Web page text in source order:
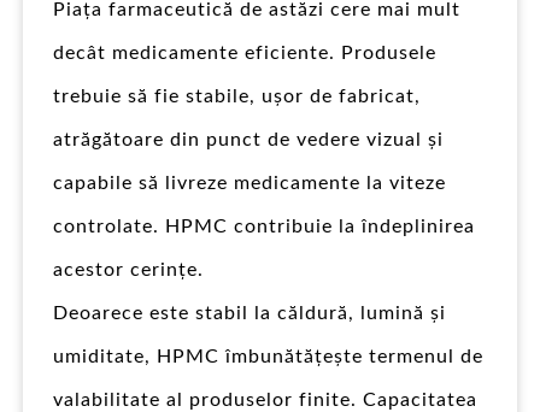
Piața farmaceutică de astăzi cere mai mult
decât medicamente eficiente. Produsele
trebuie să fie stabile, ușor de fabricat,
atrăgătoare din punct de vedere vizual și
capabile să livreze medicamente la viteze
controlate. HPMC contribuie la îndeplinirea
acestor cerințe.
Deoarece este stabil la căldură, lumină și
umiditate, HPMC îmbunătățește termenul de
valabilitate al produselor finite. Capacitatea